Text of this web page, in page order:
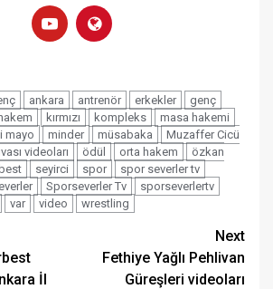
ankara antrenör erkekler
genç
kırmızı kompleks
masa hakemi
mayo minder müsabaka
Muzaffer Cicü
videoları
ödül orta hakem
özkan
seyirci spor
spor severler tv
Sporseverler Tv
sporseverlertv
var video wrestling
İl
Next
Fethiye Yağlı Pehlivan
Güreşleri videoları